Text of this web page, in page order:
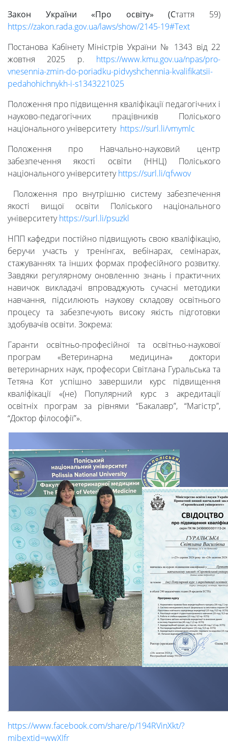
Закон України «Про освіту» (Стаття 59)
https://zakon.rada.gov.ua/laws/show/2145-19#Text
Постанова Кабінету Міністрів України № 1343 від 22
жовтня 2025 р. https://www.kmu.gov.ua/npas/pro-
vnesennia-zmin-do-poriadku-pidvyshchennia-kvalifikatsii-
pedahohichnykh-i-s1343221025
Положення про підвищення кваліфікації педагогічних і
науково-педагогічних працівників Поліського
національного університету https://surl.li/vmymlc
Положення про Навчально-науковий центр
забезпечення якості освіти (ННЦ) Поліського
національного університетуhttps://surl.li/qfvwov
Положення про внутрішню систему забезпечення
якості вищої освіти Поліського національного
університетуhttps://surl.li/psuzkl
НПП кафедри постійно підвищують свою кваліфікацію,
беручи участь у тренінгах, вебінарах, семінарах,
стажуваннях та інших формах професійного розвитку.
Завдяки регулярному оновленню знань і практичних
навичок викладачі впроваджують сучасні методики
навчання, підсилюють наукову складову освітнього
процесу та забезпечують високу якість підготовки
здобувачів освіти. Зокрема:
Гаранти освітньо-професійної та освітньо-наукової
програм «Ветеринарна медицина» доктори
ветеринарних наук, професори Світлана Гуральська та
Тетяна Кот успішно завершили курс підвищення
кваліфікації «(не) Популярний курс з акредитації
освітніх програм за рівнями “Бакалавр”, “Магістр”,
“Доктор філософії”».
https://www.facebook.com/share/p/194RVinXkt/?
mibextid=wwXIfr